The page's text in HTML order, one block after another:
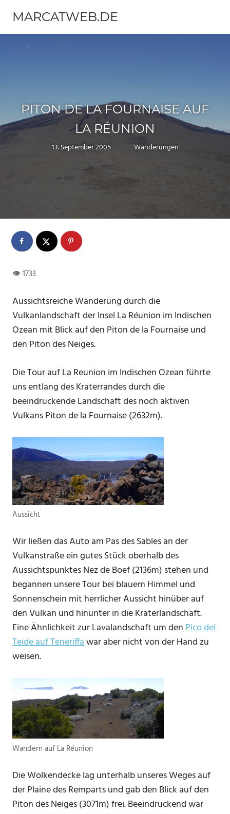
Inhalt
springen
MARCATWEB.DE
Fotografie
PITON DE LA FOURNAISE AUF
LA RÉUNION
13. September 2005 Marc
Wanderungen
Aussichtsreiche Wanderung durch die
Vulkanlandschaft der Insel La Réunion im Indischen
Ozean mit Blick auf den Piton de la Fournaise und
den Piton des Neiges.
Die Tour auf La Reunion im Indischen Ozean führte
uns entlang des Kraterrandes durch die
beeindruckende Landschaft des noch aktiven
Vulkans Piton de la Fournaise (2632m).
Aussicht
Wir ließen das Auto am Pas des Sables an der
Vulkanstraße ein gutes Stück oberhalb des
Aussichtspunktes Nez de Boef (2136m) stehen und
begannen unsere Tour bei blauem Himmel und
Sonnenschein mit herrlicher Aussicht hinüber auf
den Vulkan und hinunter in die Kraterlandschaft.
Eine Ähnlichkeit zur Lavalandschaft um denPico del
Teide auf Teneriffawar aber nicht von der Hand zu
weisen.
Wandern auf La Réunion
Die Wolkendecke lag unterhalb unseres Weges auf
der Plaine des Remparts und gab den Blick auf den
Piton des Neiges (3071m) frei. Beeindruckend war